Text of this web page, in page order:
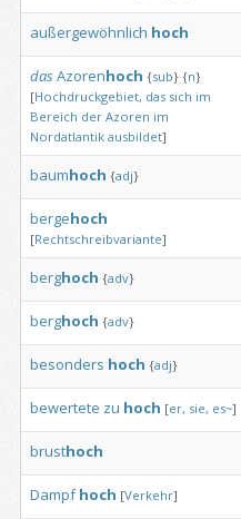
außergewöhnlich hoch
dasAzorenhoch {sub} {n}
[Hochdruckgebiet, das sich im
Bereich der Azoren im
Nordatlantik ausbildet]
baumhoch {adj}
bergehoch
[Rechtschreibvariante]
berghoch {adv}
berghoch {adv}
besonders hoch {adj}
bewertete zu hoch [er, sie, es~]
brusthoch
Dampf hoch [Verkehr]